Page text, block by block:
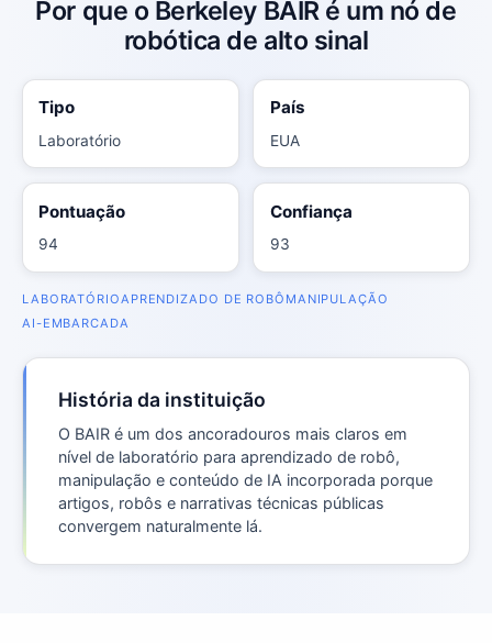
Por que o Berkeley BAIR é um nó de
robótica de alto sinal
Tipo
Laboratório
País
EUA
Pontuação
94
Confiança
93
LABORATÓRIOAPRENDIZADO DE ROBÔ MANIPULAÇÃO
AI-EMBARCADA
História da instituição
O BAIR é um dos ancoradouros mais claros em
nível de laboratório para aprendizado de robô,
manipulação e conteúdo de IA incorporada porque
artigos, robôs e narrativas técnicas públicas
convergem naturalmente lá.